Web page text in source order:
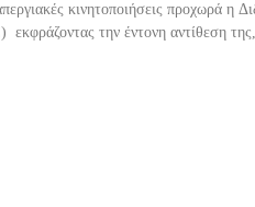
κινητοποιήσεις προχωρά η
την έντονη αντίθεση